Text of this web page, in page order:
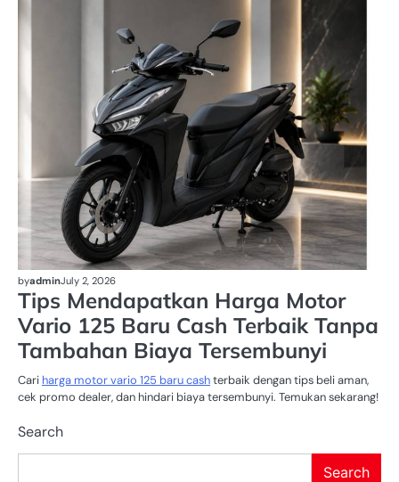
byadminJuly 2, 2026
Tips Mendapatkan Harga Motor
Vario 125 Baru Cash Terbaik Tanpa
Tambahan Biaya Tersembunyi
Cari harga motor vario 125 baru cashterbaik dengan tips beli aman,
cek promo dealer, dan hindari biaya tersembunyi. Temukan sekarang!
Search
Search